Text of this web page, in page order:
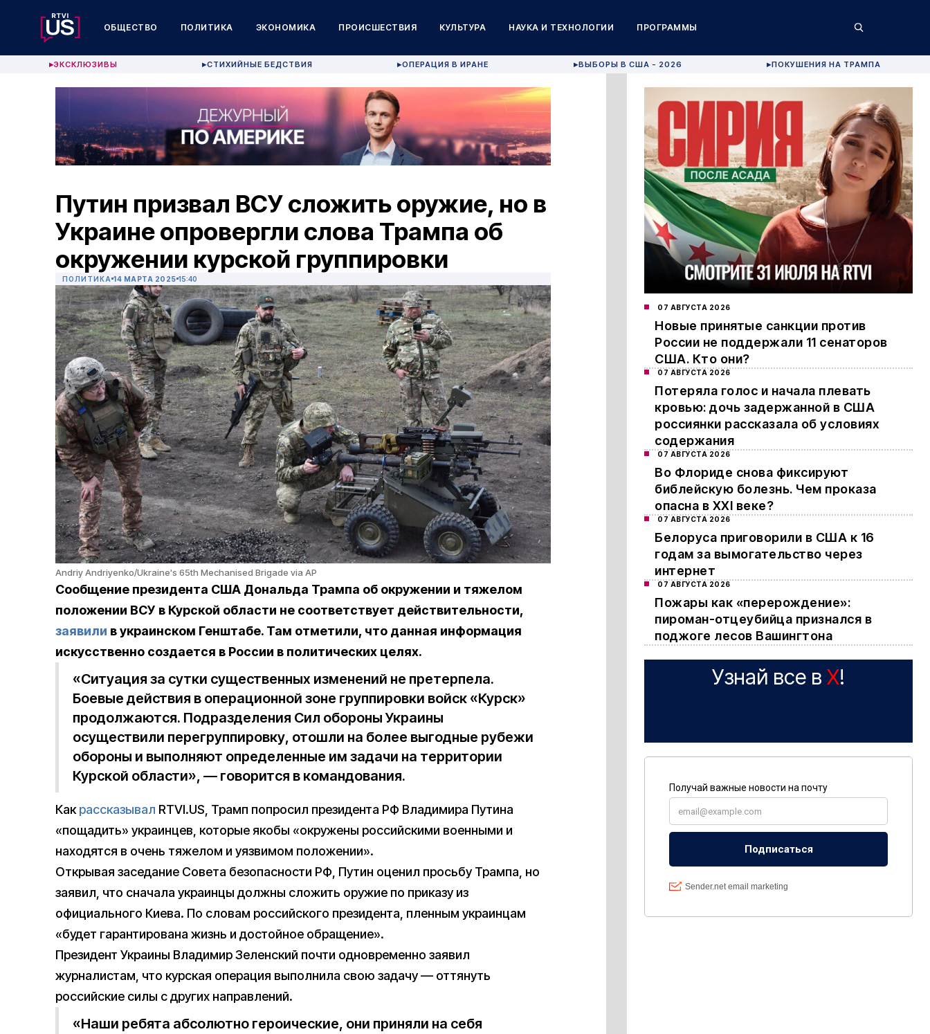
ОБЩЕСТВО ПОЛИТИКА ЭКОНОМИКА ПРОИСШЕСТВИЯ КУЛЬТУРА НАУКА И ТЕХНОЛОГИИ ПРОГРАММЫ
▶ЭКСКЛЮЗИВЫ ▶СТИХИЙНЫЕ БЕДСТВИЯ ▶ОПЕРАЦИЯ В ИРАНЕ ▶ВЫБОРЫ В США - 2026 ▶ПОКУШЕНИЯ НА ТРАМПА
Путин призвал ВСУ сложить оружие, но в
Украине опровергли слова Трампа об
окружении курской группировки
ПОЛИТИКА 14 МАРТА 2025 15:40
Andriy Andriyenko/Ukraine's 65th Mechanised Brigade via AP
Сообщение президента США Дональда Трампа об окружении и тяжелом
положении ВСУ в Курской области не соответствует действительности,
заявили в украинском Генштабе. Там отметили, что данная информация
искусственно создается в России в политических целях.
«Ситуация за сутки существенных изменений не претерпела.
Боевые действия в операционной зоне группировки войск «Курск»
продолжаются. Подразделения Сил обороны Украины
осуществили перегруппировку, отошли на более выгодные рубежи
обороны и выполняют определенные им задачи на территории
Курской области», — говорится в командования.
Какрассказывал RTVI.US, Трамп попросил президента РФ Владимира Путина
«пощадить» украинцев, которые якобы «окружены российскими военными и
находятся в очень тяжелом и уязвимом положении».
Открывая заседание Совета безопасности РФ, Путин оценил просьбу Трампа, но
заявил, что сначала украинцы должны сложить оружие по приказу из
официального Киева. По словам российского президента, пленным украинцам
«будет гарантирована жизнь и достойное обращение».
Президент Украины Владимир Зеленский почти одновременно заявил
журналистам, что курская операция выполнила свою задачу — оттянуть
российские силы с других направлений.
«Наши ребята абсолютно героические, они приняли на себя
07 АВГУСТА 2026
Новые принятые санкции против
России не поддержали 11 сенаторов
США. Кто они?
07 АВГУСТА 2026
Потеряла голос и начала плевать
кровью: дочь задержанной в США
россиянки рассказала об условиях
содержания
07 АВГУСТА 2026
Во Флориде снова фиксируют
библейскую болезнь. Чем проказа
опасна в XXI веке?
07 АВГУСТА 2026
Белоруса приговорили в США к 16
годам за вымогательство через
интернет
07 АВГУСТА 2026
Пожары как «перерождение»:
пироман-отцеубийца признался в
поджоге лесов Вашингтона
Узнай все в X!